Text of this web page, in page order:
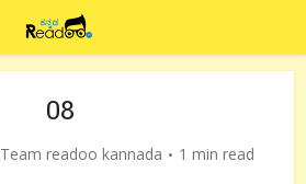
08
Team readoo kannada 1 min read